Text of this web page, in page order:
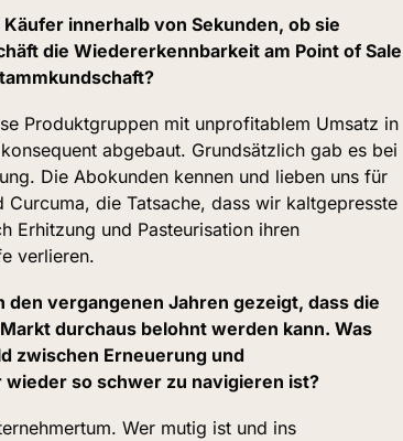
innerhalb von Sekunden, ob sie
die Wiedererkennbarkeit am Point of Sale
Produktgruppen mit unprofitablem Umsatz in
abgebaut. Grundsätzlich gab es bei
Die Abokunden kennen und lieben uns für
die Tatsache, dass wir kaltgepresste
Erhitzung und Pasteurisation ihren
verlieren.
den vergangenen Jahren gezeigt, dass die
durchaus belohnt werden kann. Was
zwischen Erneuerung und
so schwer zu navigieren ist?
Wer mutig ist und ins